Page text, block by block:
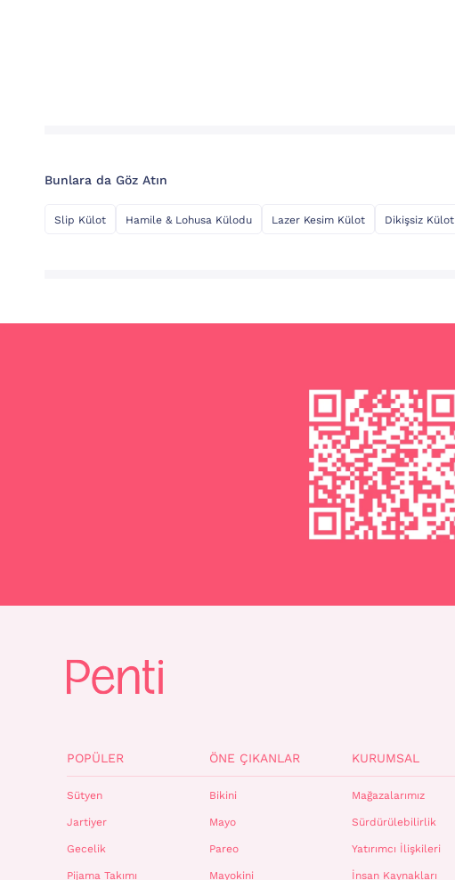
Bunlara da Göz Atın
Slip Külot Hamile & Lohusa Külodu Lazer Kesim Külot Dikişsiz Külot
POPÜLER
Sütyen
Jartiyer
Gecelik
Pijama Takımı
ÖNE ÇIKANLAR
Bikini
Mayo
Pareo
Mayokini
KURUMSAL
Mağazalarımız
Sürdürülebilirlik
Yatırımcı İlişkileri
İnsan Kaynakları